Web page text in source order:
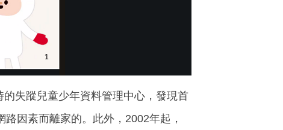
失蹤兒童少年資料管理中心，發現首
因素而離家的。此外，2002年起，